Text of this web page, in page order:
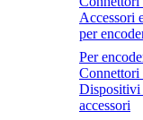
Accessori
per
Per
Connettori
Dispositivi
accessori